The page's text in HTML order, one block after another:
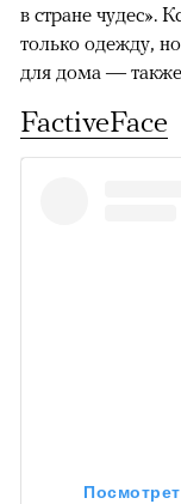
в стране чудес».
только одежду,
для дома — также
FactiveFace